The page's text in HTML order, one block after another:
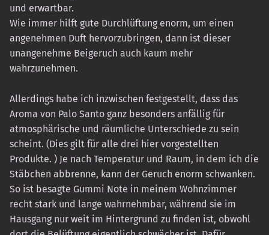
und erwartbar.
Wie immer hilft gute Durchlüftung enorm, um einen
angenehmen Duft hervorzubringen, dann ist dieser
unangenehme Beigeruch auch kaum mehr
wahrzunehmen.
Allerdings habe ich inzwischen festgestellt, dass das
Aroma von Palo Santo ganz besonders anfällig für
atmosphärische und räumliche Unterschiede zu sein
scheint. (Dies gilt für alle drei hier vorgestellten
Produkte. ) Je nach Temperatur und Raum, in dem ich die
Stäbchen abbrenne, kann der Geruch enorm schwanken.
So ist besagte Gummi Note in meinem Wohnzimmer
recht stark und lange wahrnehmbar, während sie im
Hausgang nur weit im Hintergrund zu finden ist, obwohl